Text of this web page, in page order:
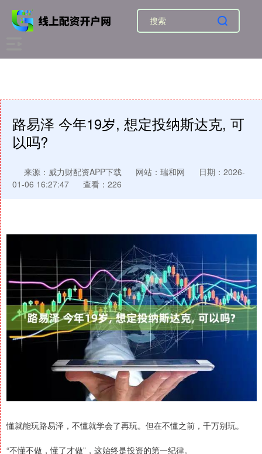
路易泽 今年19岁, 想定投纳斯达克, 可
以吗?
来源：威力财配资APP下载 网站：瑞和网
日期：2026-
01-06 16:27:47
查看：226
懂就能玩路易泽，不懂就学会了再玩。但在不懂之前，千万别玩。
“不懂不做，懂了才做”，这始终是投资的第一纪律。